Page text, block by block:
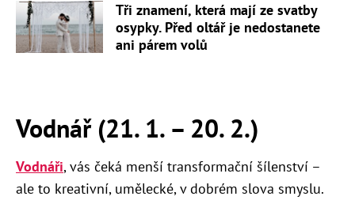
Tři znamení, která mají ze svatby
osypky. Před oltář je nedostanete
ani párem volů
Vodnář (21. 1. – 20. 2.)
Vodnáři, vás čeká menší transformační šílenství –
ale to kreativní, umělecké, v dobrém slova smyslu.